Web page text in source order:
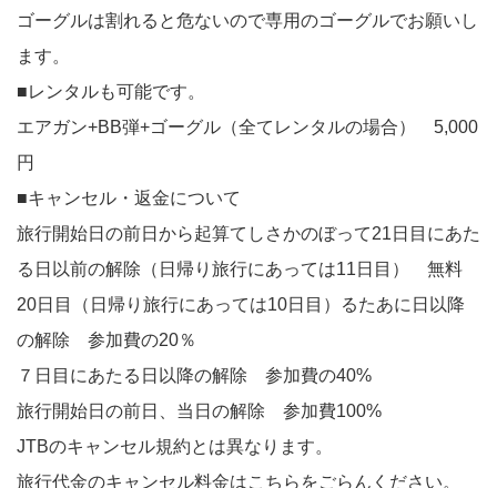
ゴーグルは割れると危ないので専用のゴーグルでお願いし
ます。
■レンタルも可能です。
エアガン+BB弾+ゴーグル（全てレンタルの場合） 5,000
円
■キャンセル・返金について
旅行開始日の前日から起算てしさかのぼって21日目にあた
る日以前の解除（日帰り旅行にあっては11日目） 無料
20日目（日帰り旅行にあっては10日目）るたあに日以降
の解除 参加費の20％
７日目にあたる日以降の解除 参加費の40%
旅行開始日の前日、当日の解除 参加費100%
JTBのキャンセル規約とは異なります。
旅行代金のキャンセル料金はこちらをごらんください。